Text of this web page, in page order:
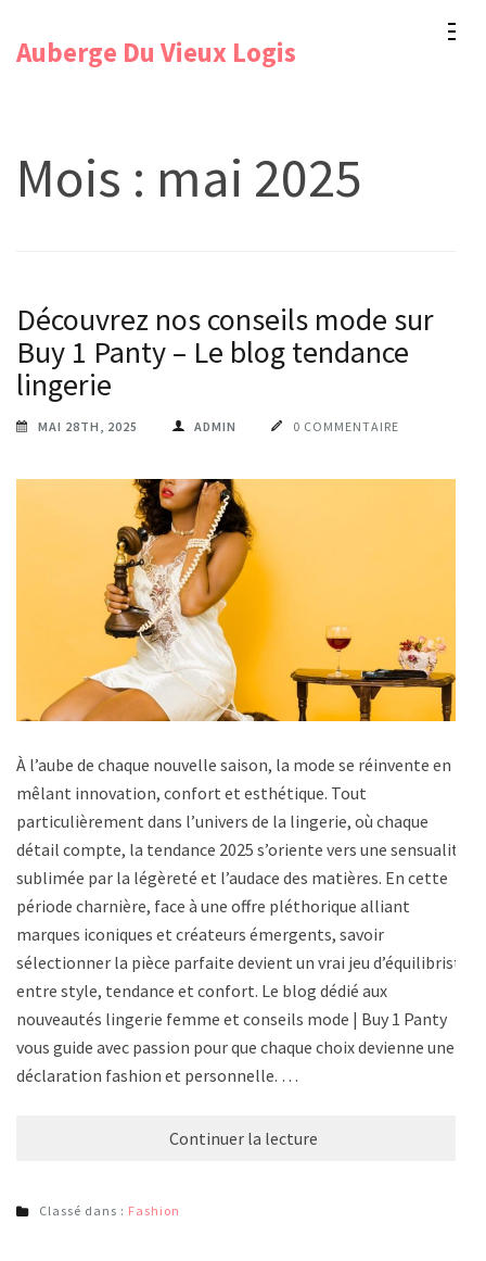
Auberge Du Vieux Logis
Mois : mai 2025
Découvrez nos conseils mode sur
Buy 1 Panty – Le blog tendance
lingerie
MAI 28TH, 2025 ADMIN 0 COMMENTAIRE
À l’aube de chaque nouvelle saison, la mode se réinvente en
mêlant innovation, confort et esthétique. Tout
particulièrement dans l’univers de la lingerie, où chaque
détail compte, la tendance 2025 s’oriente vers une sensualité
sublimée par la légèreté et l’audace des matières. En cette
période charnière, face à une offre pléthorique alliant
marques iconiques et créateurs émergents, savoir
sélectionner la pièce parfaite devient un vrai jeu d’équilibriste
entre style, tendance et confort. Le blog dédié aux
nouveautés lingerie femme et conseils mode | Buy 1 Panty
vous guide avec passion pour que chaque choix devienne une
déclaration fashion et personnelle. …
Continuer la lecture
Classé dans : Fashion